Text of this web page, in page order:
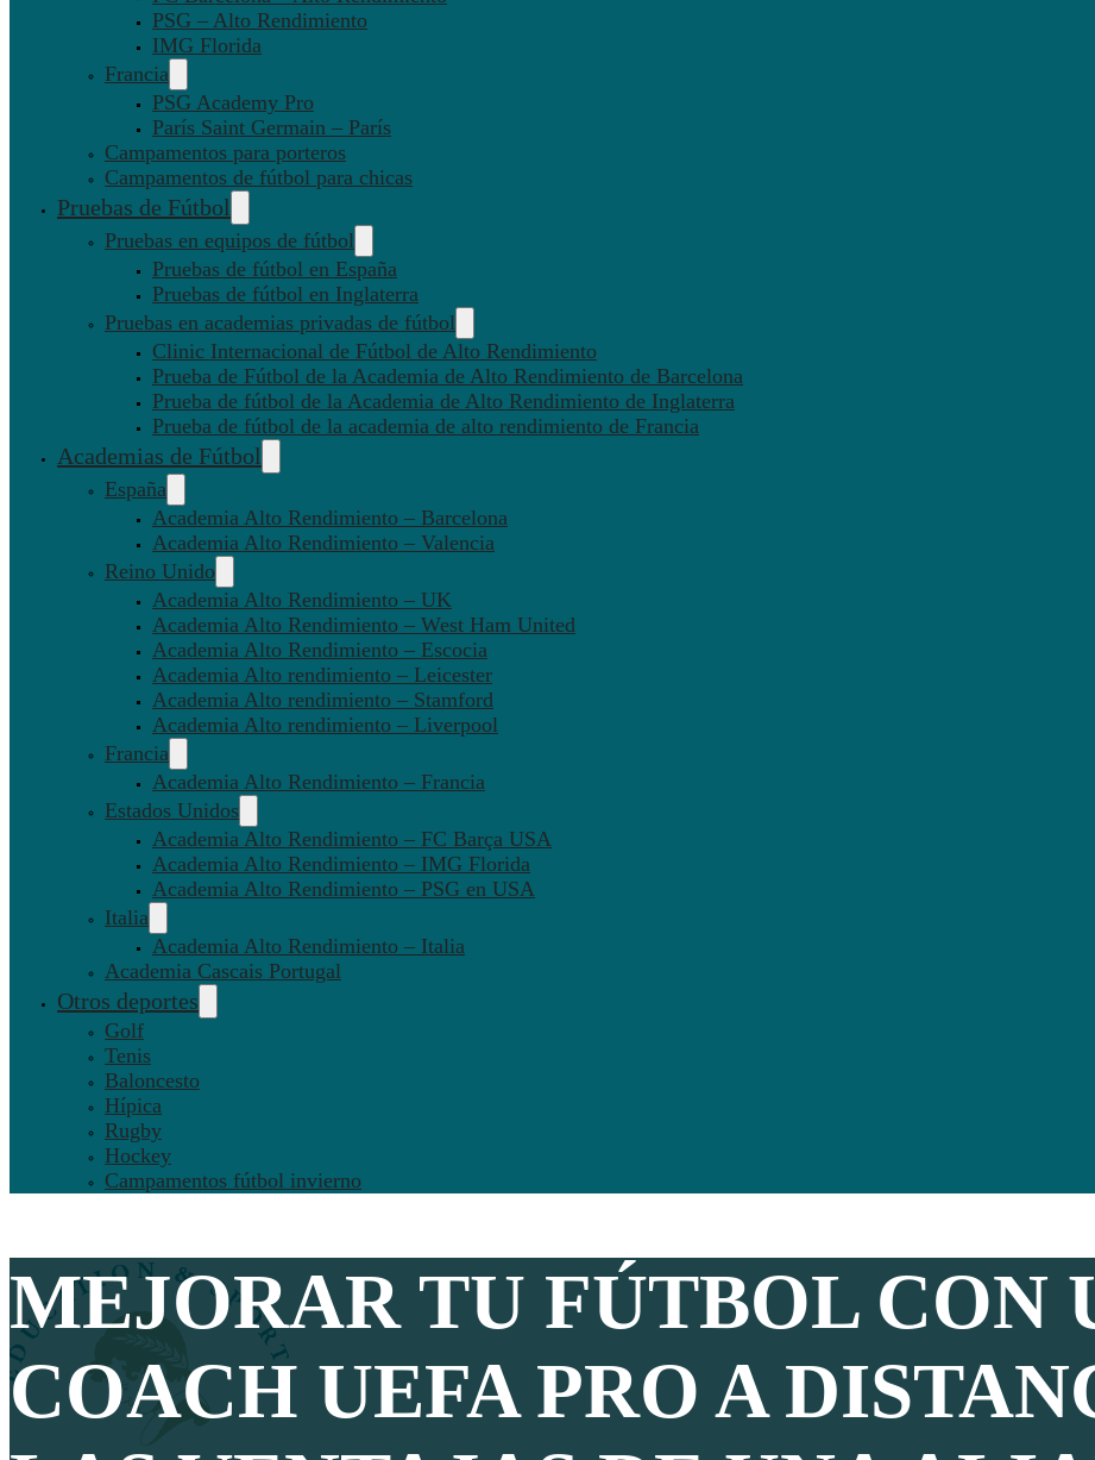
PSG – Alto Rendimiento
IMG Florida
Francia
PSG Academy Pro
París Saint Germain – París
Campamentos para porteros
Campamentos de fútbol para chicas
Pruebas de Fútbol
Pruebas en equipos de fútbol
Pruebas de fútbol en España
Pruebas de fútbol en Inglaterra
Pruebas en academias privadas de fútbol
Clinic Internacional de Fútbol de Alto Rendimiento
Prueba de Fútbol de la Academia de Alto Rendimiento de Barcelona
Prueba de fútbol de la Academia de Alto Rendimiento de Inglaterra
Prueba de fútbol de la academia de alto rendimiento de Francia
Academias de Fútbol
España
Academia Alto Rendimiento – Barcelona
Academia Alto Rendimiento – Valencia
Reino Unido
Academia Alto Rendimiento – UK
Academia Alto Rendimiento – West Ham United
Academia Alto Rendimiento – Escocia
Academia Alto rendimiento – Leicester
Academia Alto rendimiento – Stamford
Academia Alto rendimiento – Liverpool
Francia
Academia Alto Rendimiento – Francia
Estados Unidos
Academia Alto Rendimiento – FC Barça USA
Academia Alto Rendimiento – IMG Florida
Academia Alto Rendimiento – PSG en USA
Italia
Academia Alto Rendimiento – Italia
Academia Cascais Portugal
Otros deportes
Golf
Tenis
Baloncesto
Hípica
Rugby
Hockey
Campamentos fútbol invierno
MEJORAR TU FÚTBOL CON
COACH UEFA PRO A